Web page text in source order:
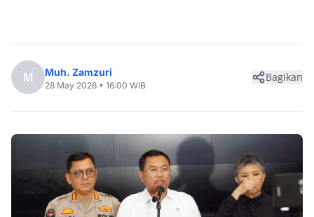
M Muh. Zamzuri
28 May 2026 • 16:00 WIB
Bagikan